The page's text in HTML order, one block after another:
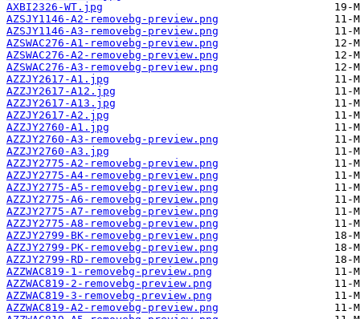
AXBI2326-WT.jpg
AZSJY1146-A2-removebg-preview.png
AZSJY1146-A3-removebg-preview.png
AZSWAC276-A1-removebg-preview.png
AZSWAC276-A2-removebg-preview.png
AZSWAC276-A3-removebg-preview.png
AZZJY2617-A1.jpg
AZZJY2617-A12.jpg
AZZJY2617-A13.jpg
AZZJY2617-A2.jpg
AZZJY2760-A1.jpg
AZZJY2760-A3-removebg-preview.png
AZZJY2760-A3.jpg
AZZJY2775-A2-removebg-preview.png
AZZJY2775-A4-removebg-preview.png
AZZJY2775-A5-removebg-preview.png
AZZJY2775-A6-removebg-preview.png
AZZJY2775-A7-removebg-preview.png
AZZJY2775-A8-removebg-preview.png
AZZJY2799-BK-removebg-preview.png
AZZJY2799-PK-removebg-preview.png
AZZJY2799-RD-removebg-preview.png
AZZWAC819-1-removebg-preview.png
AZZWAC819-2-removebg-preview.png
AZZWAC819-3-removebg-preview.png
AZZWAC819-A2-removebg-preview.png